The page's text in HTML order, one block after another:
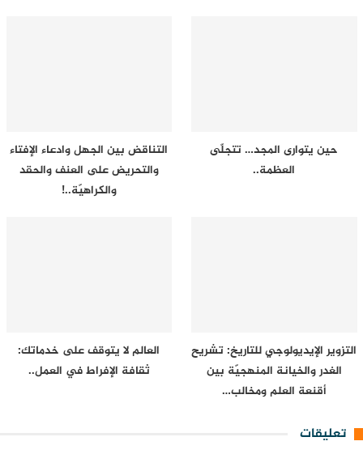
حين يتوارى المجد… تتجلّى
العظمة..
التناقض بين الجهل وادعاء الإفتاء
والتحريض على العنف والحقد
والكراهيّة..!
التزوير الإيديولوجي للتاريخ: تشريح
الغدر والخيانة المنهجيّة بين
أقنعة العلم ومخالب…
العالم لا يتوقف على خدماتك:
ثقافة الإفراط في العمل..
تعليقات